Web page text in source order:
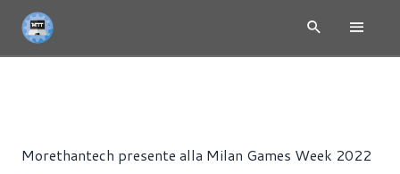
Morethantech presente alla Milan Games Week 2022